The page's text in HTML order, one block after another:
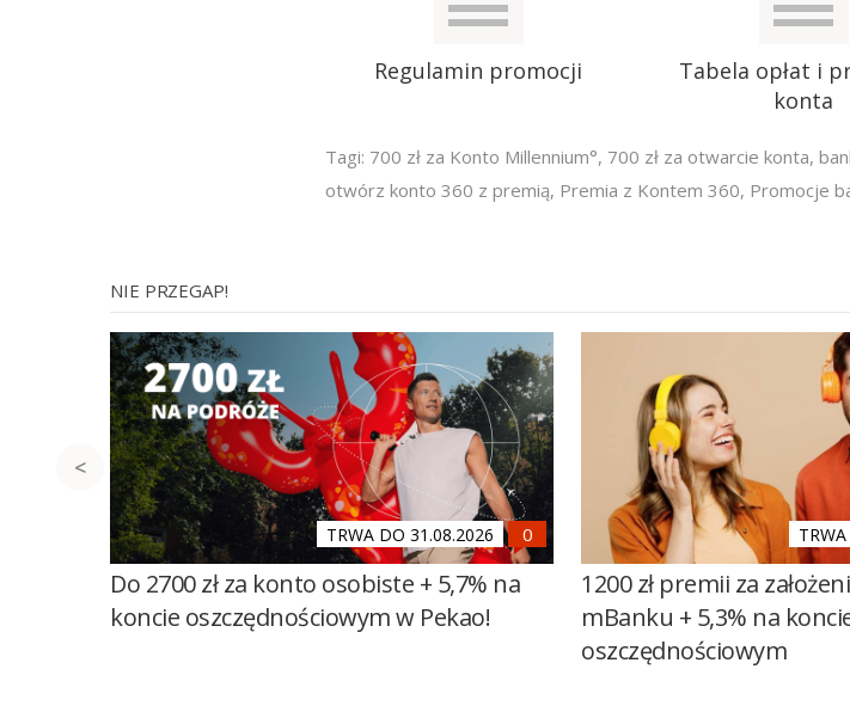
Regulamin promocji
Tabela opłat i
konta
Tagi: 700 zł za Konto Millennium°, 700 zł za otwarcie konta,
otwórz konto 360 z premią, Premia z Kontem 360, Promocje
NIE PRZEGAP!
TRWA DO 31.08.2026
Do 2700 zł za konto osobiste + 5,7% na
koncie oszczędnościowym w Pekao!
1200 zł premii za
mBanku + 5,3% na
oszczędnościowym